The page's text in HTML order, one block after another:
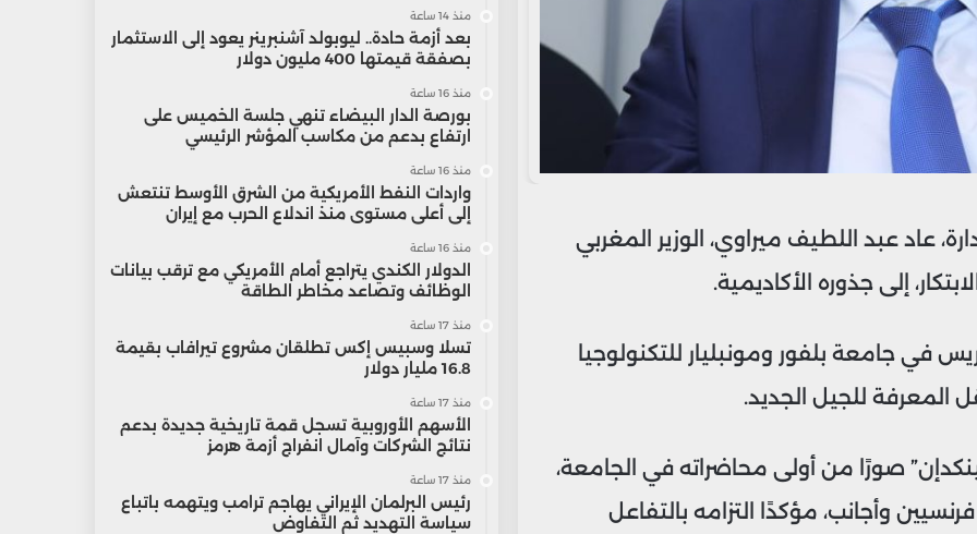
عاد عبد اللطيف ميراوي، الوزير المغربي
إلى جذوره الأكاديمية.
في جامعة بلفور ومونبليار للتكنولوجيا
المعرفة للجيل الجديد.
صورًا من أولى محاضراته في الجامعة،
وأجانب، مؤكدًا التزامه بالتفاعل
منذ 14 ساعة
بعد أزمة حادة.. ليوبولد آشنبرينر يعود إلى الاستثمار
بصفقة قيمتها 400 مليون دولار
منذ 16 ساعة
بورصة الدار البيضاء تنهي جلسة الخميس على
ارتفاع بدعم من مكاسب المؤشر الرئيسي
منذ 16 ساعة
واردات النفط الأمريكية من الشرق الأوسط تنتعش
إلى أعلى مستوى منذ اندلاع الحرب مع إيران
منذ 16 ساعة
الدولار الكندي يتراجع أمام الأمريكي مع ترقب بيانات
الوظائف وتصاعد مخاطر الطاقة
منذ 17 ساعة
تسلا وسبيس إكس تطلقان مشروع تيرافاب بقيمة
16.8 مليار دولار
منذ 17 ساعة
الأسهم الأوروبية تسجل قمة تاريخية جديدة بدعم
نتائج الشركات وآمال انفراج أزمة هرمز
منذ 17 ساعة
رئيس البرلمان الإيراني يهاجم ترامب ويتهمه باتباع
سياسة التهديد ثم التفاوض